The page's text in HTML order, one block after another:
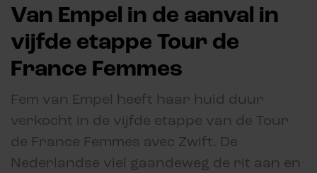
Van Empel in de aanval in
vijfde etappe Tour de
France Femmes
Fem van Empel heeft haar huid duur
verkocht in de vijfde etappe van de Tour
de France Femmes avec Zwift. De
Nederlandse viel gaandeweg de rit aan en